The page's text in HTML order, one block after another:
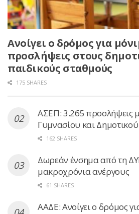
Ανοίγει ο δρόμος για
προσλήψεις στους
παιδικούς σταθμούς
175 SHARES
ΑΣΕΠ: 3.265 προσλήψεις
Γυμνασίου και Δημοτικού
162 SHARES
Δωρεάν ένσημα από τη
μακροχρόνια ανέργους
61 SHARES
ΑΑΔΕ: Ανοίγει ο δρόμος